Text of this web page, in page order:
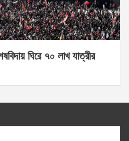
ঘিরে ৭০ লাখ যাত্রীর